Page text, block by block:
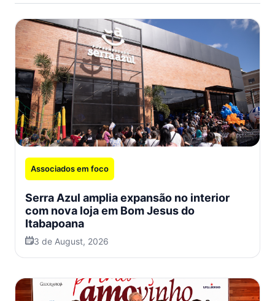
Associados em foco
Serra Azul amplia expansão no interior
com nova loja em Bom Jesus do
Itabapoana
3 de August, 2026